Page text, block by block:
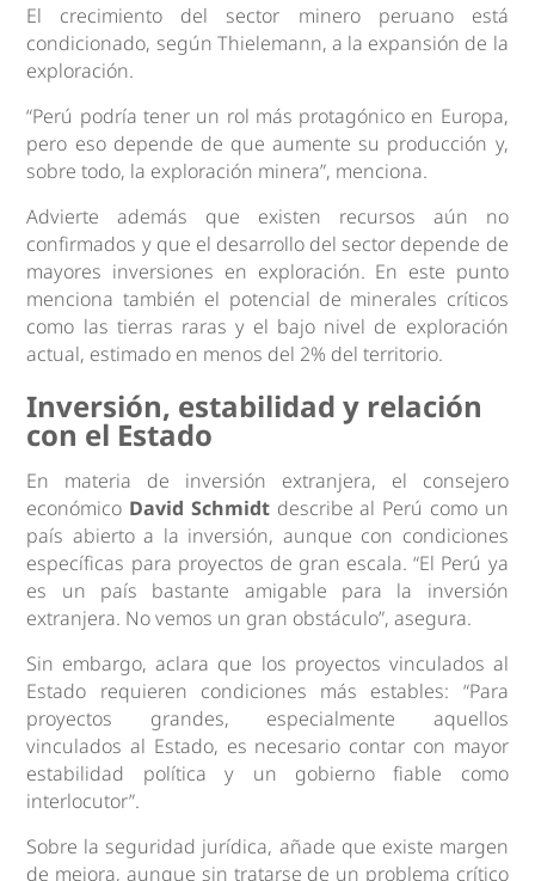
El crecimiento del sector minero peruano está
condicionado, según Thielemann, a la expansión de la
exploración.
“Perú podría tener un rol más protagónico en Europa,
pero eso depende de que aumente su producción y,
sobre todo, la exploración minera”, menciona.
Advierte además que existen recursos aún no
confirmados y que el desarrollo del sector depende de
mayores inversiones en exploración. En este punto
menciona también el potencial de minerales críticos
como las tierras raras y el bajo nivel de exploración
actual, estimado en menos del 2% del territorio.
Inversión, estabilidad y relación
con el Estado
En materia de inversión extranjera, el consejero
económico David Schmidtdescribe al Perú como un
país abierto a la inversión, aunque con condiciones
específicas para proyectos de gran escala. “El Perú ya
es un país bastante amigable para la inversión
extranjera. No vemos un gran obstáculo”, asegura.
Sin embargo, aclara que los proyectos vinculados al
Estado requieren condiciones más estables: “Para
proyectos grandes, especialmente aquellos
vinculados al Estado, es necesario contar con mayor
estabilidad política y un gobierno fiable como
interlocutor”.
Sobre la seguridad jurídica, añade que existe margen
de mejora, aunque sin tratarse de un problema crítico